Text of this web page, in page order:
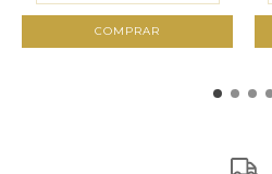
COMPRAR